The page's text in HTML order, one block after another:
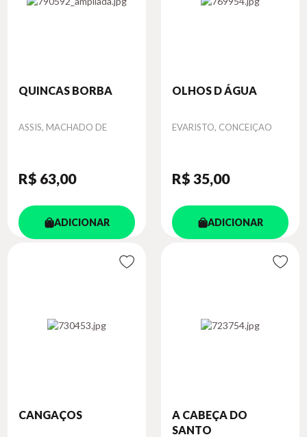
QUINCAS BORBA
Autor
ASSIS, MACHADO DE
R$ 63,00
ADICIONAR
OLHOS D ÁGUA
Autor
EVARISTO, CONCEIÇAO
R$ 35,00
ADICIONAR
CANGAÇOS
A CABEÇA DO
SANTO